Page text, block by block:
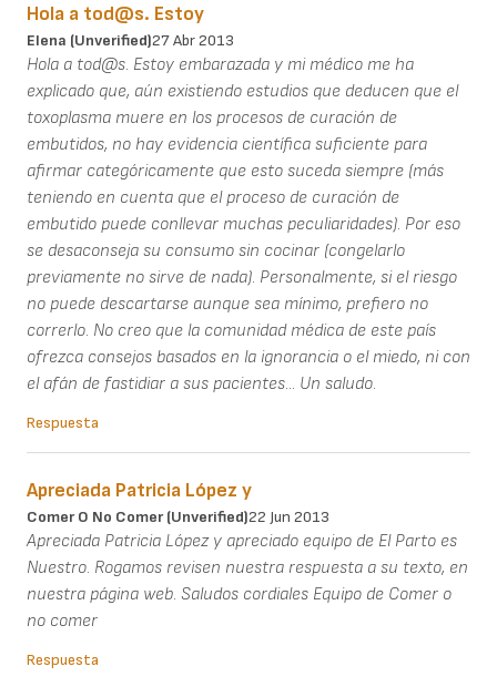
Hola a tod@s. Estoy
Elena (unverified)27 Abr 2013
Hola a tod@s. Estoy embarazada y mi médico me ha
explicado que, aún existiendo estudios que deducen que el
toxoplasma muere en los procesos de curación de
embutidos, no hay evidencia científica suficiente para
afirmar categóricamente que esto suceda siempre (más
teniendo en cuenta que el proceso de curación de
embutido puede conllevar muchas peculiaridades). Por eso
se desaconseja su consumo sin cocinar (congelarlo
previamente no sirve de nada). Personalmente, si el riesgo
no puede descartarse aunque sea mínimo, prefiero no
correrlo. No creo que la comunidad médica de este país
ofrezca consejos basados en la ignorancia o el miedo, ni con
el afán de fastidiar a sus pacientes... Un saludo.
Respuesta
Apreciada Patricia López y
Comer O No Comer (unverified)22 Jun 2013
Apreciada Patricia López y apreciado equipo de El Parto es
Nuestro. Rogamos revisen nuestra respuesta a su texto, en
nuestra página web. Saludos cordiales Equipo de Comer o
no comer
Respuesta